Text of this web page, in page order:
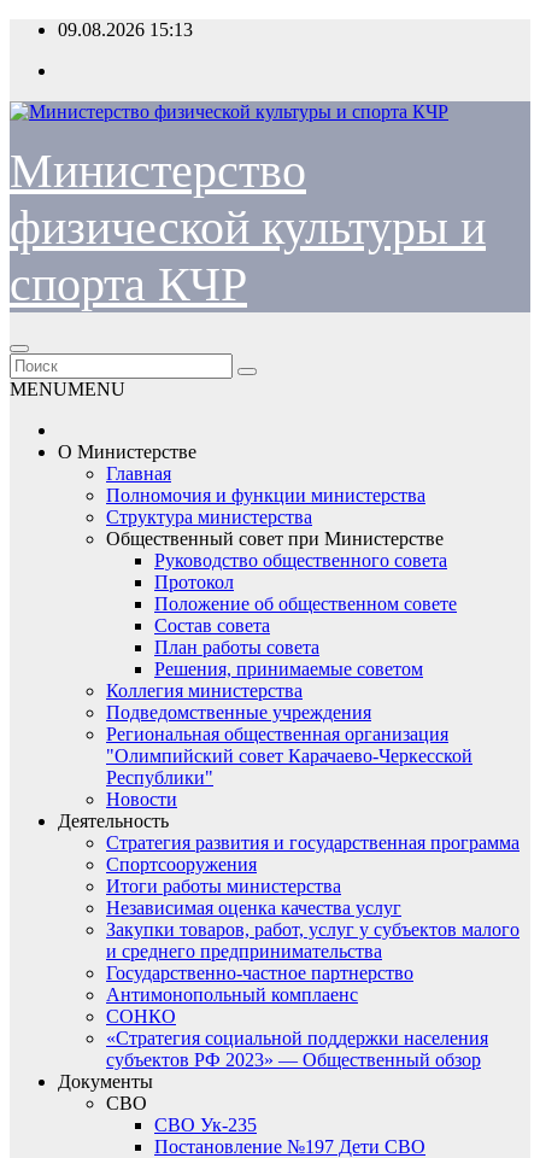
Перейти
содержимому
09.08.2026 15:13
Министерство
физической культуры и
спорта КЧР
MENUMENU
О Министерстве
Главная
Полномочия и функции министерства
Структура министерства
Общественный совет при Министерстве
Руководство общественного совета
Протокол
Положение об общественном совете
Состав совета
План работы совета
Решения, принимаемые советом
Коллегия министерства
Подведомственные учреждения
Региональная общественная организация
"Олимпийский совет Карачаево-Черкесской
Республики"
Новости
Деятельность
Стратегия развития и государственная программа
Спортсооружения
Итоги работы министерства
Независимая оценка качества услуг
Закупки товаров, работ, услуг у субъектов малого
и среднего предпринимательства
Государственно-частное партнерство
Антимонопольный комплаенс
СОНКО
«Стратегия социальной поддержки населения
субъектов РФ 2023» — Общественный обзор
Документы
СВО
СВО Ук-235
Постановление №197 Дети СВО